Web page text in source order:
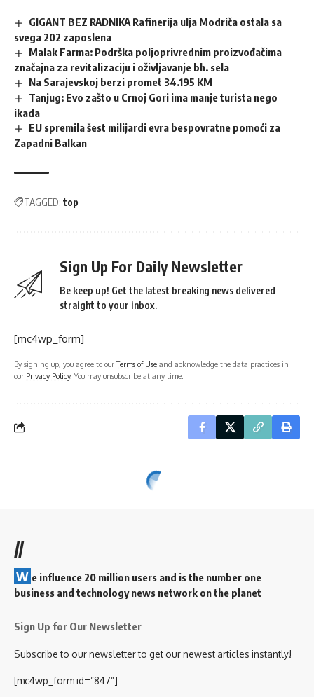
GIGANT BEZ RADNIKA Rafinerija ulja Modriča ostala sa
svega 202 zaposlena
Malak Farma: Podrška poljoprivrednim proizvođačima
značajna za revitalizaciju i oživljavanje bh. sela
Na Sarajevskoj berzi promet 34.195 KM
Tanjug: Evo zašto u Crnoj Gori ima manje turista nego
ikada
EU spremila šest milijardi evra bespovratne pomoći za
Zapadni Balkan
TAGGED: top
Sign Up For Daily Newsletter
Be keep up! Get the latest breaking news delivered
straight to your inbox.
[mc4wp_form]
By signing up, you agree to ourTerms of Use and acknowledge the data practices in
our Privacy Policy. You may unsubscribe at any time.
//
W e influence 20 million users and is the number one
business and technology news network on the planet
Sign Up for Our Newsletter
Subscribe to our newsletter to get our newest articles instantly!
[mc4wp_form id=”847”]